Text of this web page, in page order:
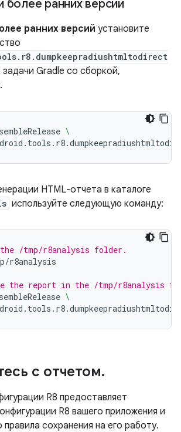
более ранних версий
ранних версий установите
задачи Gradle со сборкой,
\
HTML-отчета в каталоге
используйте следующую команду:
/tmp/r8analysis folder.
r8analysis
the report in the /tmp/r8analysis
\
с отчетом.
R8 предоставляет
R8 вашего приложения и
правила сохранения на его работу.